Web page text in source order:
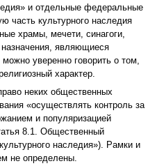
и отдельные федеральные
часть культурного наследия
храмы, мечети, синагоги,
являющиеся
уверенно говорить о том,
характер.
неких общественных
«осуществлять контроль за
и популяризацией
8.1. Общественный
наследия»). Рамки и
не определены.